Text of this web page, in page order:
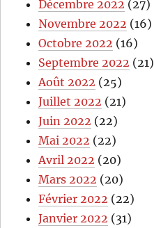
Décembre 2022 (27)
Novembre 2022 (16)
Octobre 2022 (16)
Septembre 2022 (21)
Août 2022 (25)
Juillet 2022 (21)
Juin 2022 (22)
Mai 2022 (22)
Avril 2022 (20)
Mars 2022 (20)
Février 2022 (22)
Janvier 2022 (31)